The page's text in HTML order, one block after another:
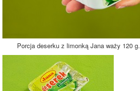
Porcja deserku z limonką Jana waży 120 g.